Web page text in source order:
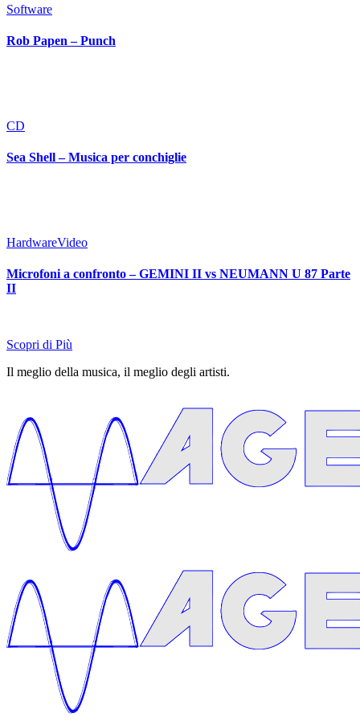
Software
Rob Papen – Punch
CD
Sea Shell – Musica per conchiglie
HardwareVideo
Microfoni a confronto – GEMINI II vs NEUMANN U 87 Parte
II
Scopri di Più
Il meglio della musica, il meglio degli artisti.